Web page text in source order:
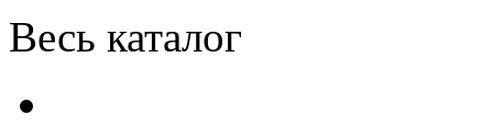
Весь каталог